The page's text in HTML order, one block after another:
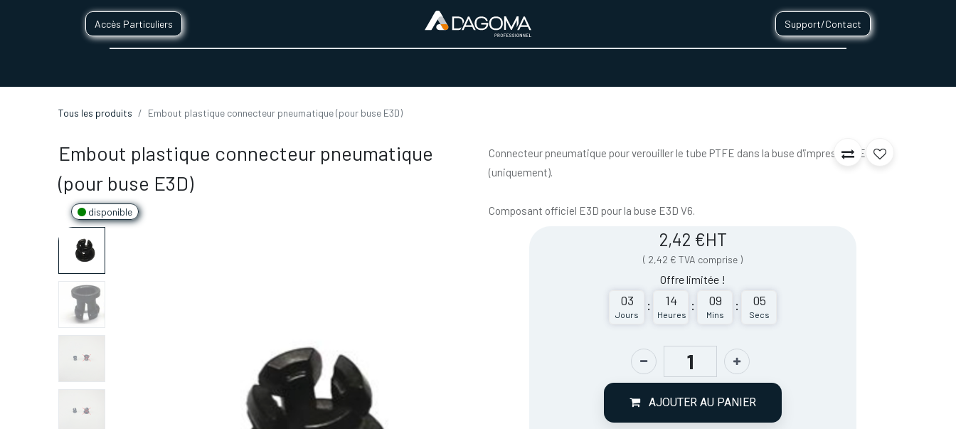
Accès Particuliers Support/Contact
Tous les produits Embout plastique connecteur pneumatique (pour buse E3D)
Embout plastique connecteur pneumatique
(pour buse E3D)
disponible
Connecteur pneumatique pour verouiller le tube PTFE dans la buse d'impression E3D
(uniquement).
Composant officiel E3D pour la buse E3D V6.
2,42 €HT
( 2,42 € TVA comprise )
Offre limitée !
03
Jours
: 14
Heures
: 09
Mins
: 05
Secs
AJOUTER AU PANIER